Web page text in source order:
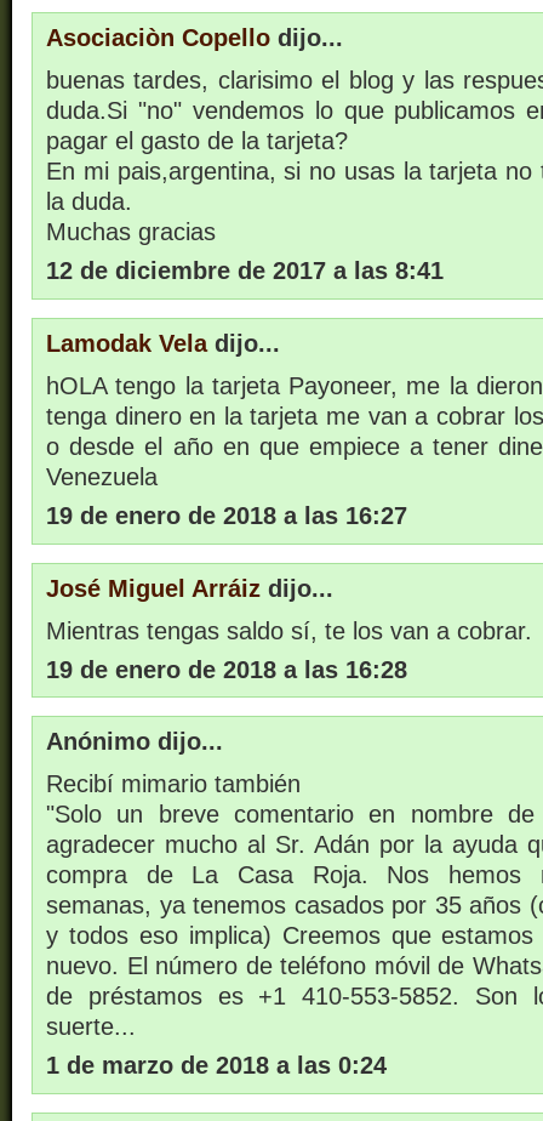
Asociaciòn Copello dijo...
buenas tardes, clarisimo el blog y las
duda.Si "no" vendemos lo que publicamos
pagar el gasto de la tarjeta?
En mi pais,argentina, si no usas la tarjeta
la duda.
Muchas gracias
12 de diciembre de 2017 a las 8:41
Lamodak Vela dijo...
hOLA tengo la tarjeta Payoneer, me la
tenga dinero en la tarjeta me van a cobrar
o desde el año en que empiece a tener
Venezuela
19 de enero de 2018 a las 16:27
José Miguel Arráiz dijo...
Mientras tengas saldo sí, te los van a cobrar.
19 de enero de 2018 a las 16:28
Anónimo dijo...
Recibí mimario también
"Solo un breve comentario en nombre
agradecer mucho al Sr. Adán por la ayuda
compra de La Casa Roja. Nos hemos
semanas, ya tenemos casados por 35 años
y todos eso implica) Creemos que
nuevo. El número de teléfono móvil de
de préstamos es +1 410-553-5852. Son
suerte...
1 de marzo de 2018 a las 0:24